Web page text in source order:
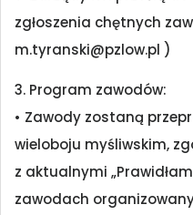
zgłoszenia chętnych
m.tyranski@pzlow.pl )
3. Program zawodów:
• Zawody zostaną
wieloboju myśliwskim,
z aktualnymi
zawodach